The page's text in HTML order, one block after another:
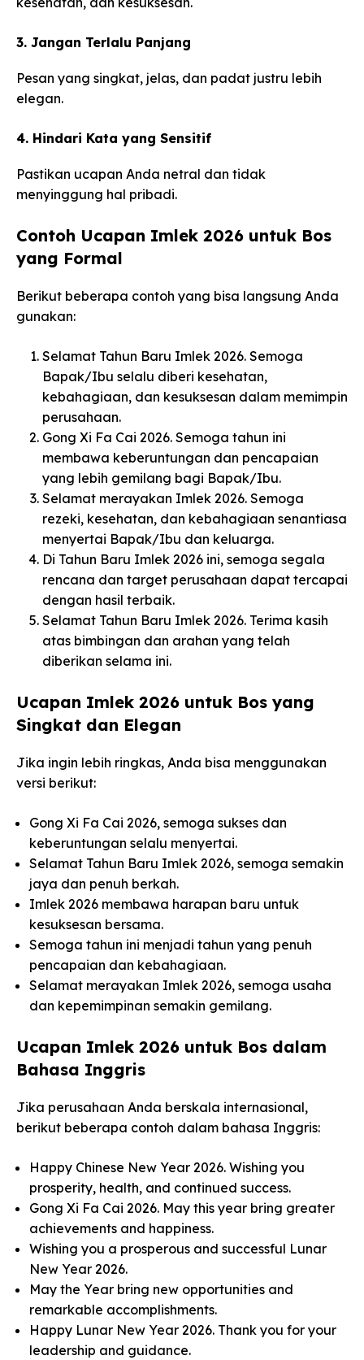
3. Jangan Terlalu Panjang
Pesan yang singkat, jelas, dan padat justru lebih
elegan.
4. Hindari Kata yang Sensitif
Pastikan ucapan Anda netral dan tidak
menyinggung hal pribadi.
Contoh Ucapan Imlek 2026 untuk Bos
yang Formal
Berikut beberapa contoh yang bisa langsung Anda
gunakan:
Selamat Tahun Baru Imlek 2026. Semoga
Bapak/Ibu selalu diberi kesehatan,
kebahagiaan, dan kesuksesan dalam memimpin
perusahaan.
Gong Xi Fa Cai 2026. Semoga tahun ini
membawa keberuntungan dan pencapaian
yang lebih gemilang bagi Bapak/Ibu.
Selamat merayakan Imlek 2026. Semoga
rezeki, kesehatan, dan kebahagiaan senantiasa
menyertai Bapak/Ibu dan keluarga.
Di Tahun Baru Imlek 2026 ini, semoga segala
rencana dan target perusahaan dapat tercapai
dengan hasil terbaik.
Selamat Tahun Baru Imlek 2026. Terima kasih
atas bimbingan dan arahan yang telah
diberikan selama ini.
Ucapan Imlek 2026 untuk Bos yang
Singkat dan Elegan
Jika ingin lebih ringkas, Anda bisa menggunakan
versi berikut:
Gong Xi Fa Cai 2026, semoga sukses dan
keberuntungan selalu menyertai.
Selamat Tahun Baru Imlek 2026, semoga semakin
jaya dan penuh berkah.
Imlek 2026 membawa harapan baru untuk
kesuksesan bersama.
Semoga tahun ini menjadi tahun yang penuh
pencapaian dan kebahagiaan.
Selamat merayakan Imlek 2026, semoga usaha
dan kepemimpinan semakin gemilang.
Ucapan Imlek 2026 untuk Bos dalam
Bahasa Inggris
Jika perusahaan Anda berskala internasional,
berikut beberapa contoh dalam bahasa Inggris:
Happy Chinese New Year 2026. Wishing you
prosperity, health, and continued success.
Gong Xi Fa Cai 2026. May this year bring greater
achievements and happiness.
Wishing you a prosperous and successful Lunar
New Year 2026.
May the Year bring new opportunities and
remarkable accomplishments.
Happy Lunar New Year 2026. Thank you for your
leadership and guidance.